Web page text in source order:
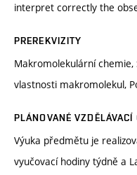
interpret correctly the
PREREKVIZITY
Makromolekulární
vlastnosti makromolekul,
PLÁNOVANÉ
Výuka předmětu je
vyučovací hodiny týdně a